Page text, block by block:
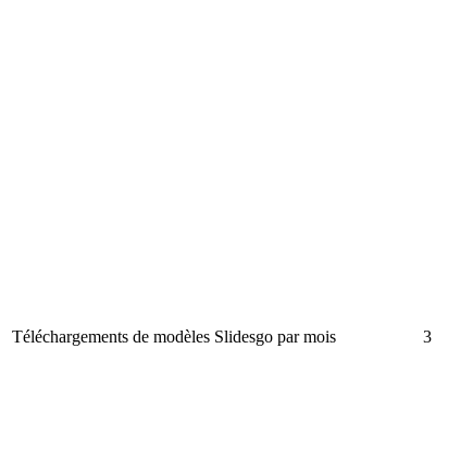
Téléchargements de modèles Slidesgo par mois 3